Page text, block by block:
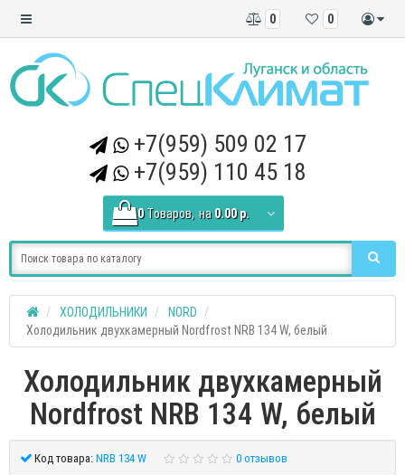
0
0
+7(959) 509 02 17
+7(959) 110 45 18
0 Tоваров, на 0.00 р.
ХОЛОДИЛЬНИКИ
NORD
Холодильник двухкамерный Nordfrost NRB 134 W, белый
Холодильник двухкамерный
Nordfrost NRB 134 W, белый
Код товара: NRB 134 W 0 отзывов